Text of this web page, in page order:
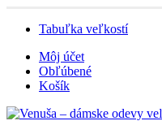
Tabuľka veľkostí
Môj účet
Obľúbené
Košík